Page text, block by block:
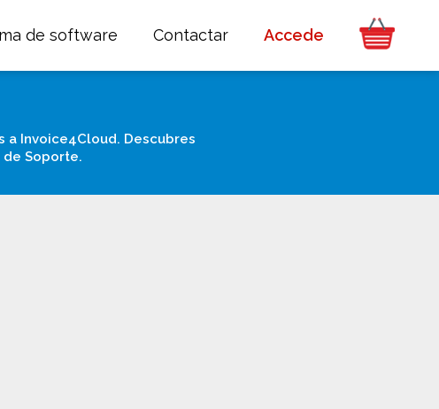
de software Contactar Accede
Invoice4Cloud. Descubres
Soporte.